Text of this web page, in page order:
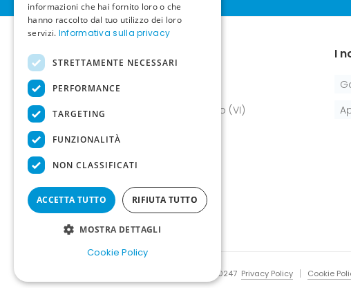
Il meglio per l'allevatore.
Via Valletta 27, 36070 Crespadoro (VI)
E-mail: info@canariz.it
Telefono+39 345 837 8123
I
© 2023 New Canariz S.A.S. P.Iva 04346810247 Privacy Policy Cookie
informazioni che hai fornito loro o che
hanno raccolto dal tuo utilizzo dei loro
servizi. Informativa sulla privacy
STRETTAMENTE NECESSARI
PERFORMANCE
TARGETING
FUNZIONALITÀ
NON CLASSIFICATI
ACCETTA TUTTO RIFIUTA TUTTO
MOSTRA DETTAGLI
Cookie Policy